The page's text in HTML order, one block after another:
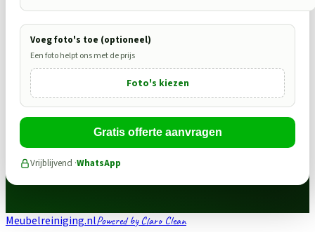
Voeg foto's toe (optioneel)
Een foto helpt ons met de prijs
Foto's kiezen
Gratis offerte aanvragen
Vrijblijvend ·WhatsApp
Meubelreiniging.nlPowered by Claro Clean